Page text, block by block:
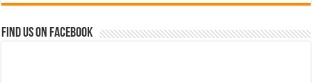
Find us on Facebook